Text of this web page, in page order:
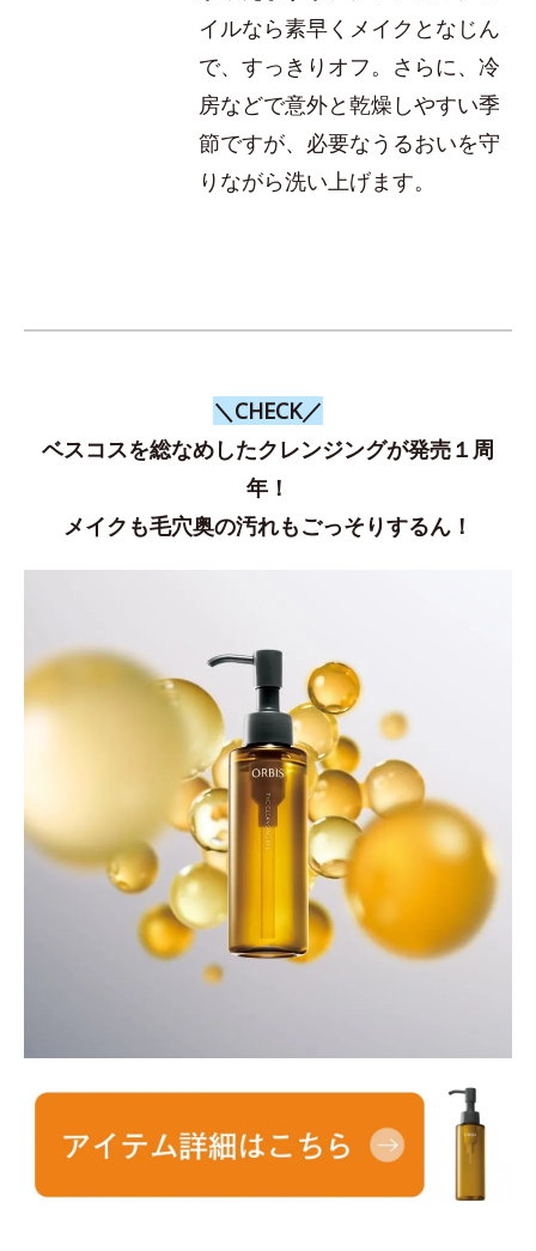
イルなら素早くメイクとなじん
で、すっきりオフ。さらに、冷
房などで意外と乾燥しやすい季
節ですが、必要なうるおいを守
りながら洗い上げます。
＼CHECK／
ベスコスを総なめしたクレンジングが発売１周
年！
メイクも毛穴奥の汚れもごっそりするん！